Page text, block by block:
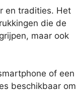
en tradities. Het
die de
maar ook
of een
beschikbaar om